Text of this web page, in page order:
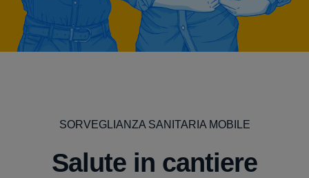
SORVEGLIANZA SANITARIA MOBILE
Salute in cantiere